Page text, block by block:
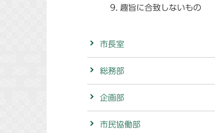
趣旨に合致しないもの
市長室
総務部
企画部
市民協働部